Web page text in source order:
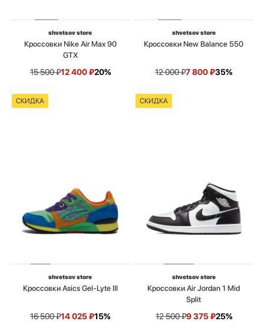
shvetsov store
Кроссовки Nike Air Max 90
GTX
15 500₽12 400₽20%
shvetsov store
Кроссовки New Balance 550
12 000₽7 800₽35%
СКИДКА
shvetsov store
Кроссовки Asics Gel-Lyte III
16 500₽14 025₽15%
СКИДКА
shvetsov store
Кроссовки Air Jordan 1 Mid
Split
12 500₽9 375₽25%